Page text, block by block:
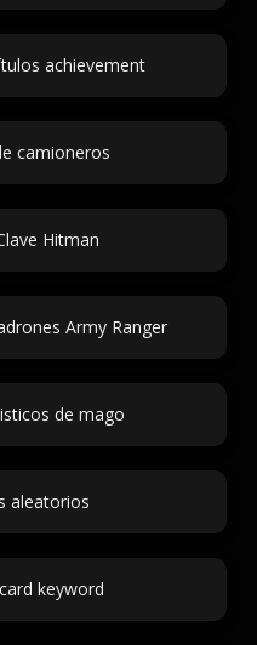
achievement
camioneros
Hitman
Army Ranger
de mago
aleatorios
keyword